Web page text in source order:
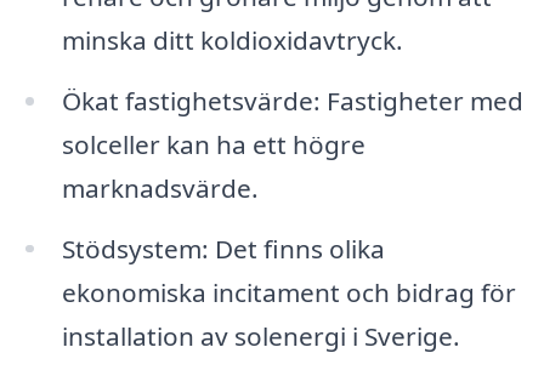
minska ditt koldioxidavtryck.
Ökat fastighetsvärde: Fastigheter med
solceller kan ha ett högre
marknadsvärde.
Stödsystem: Det finns olika
ekonomiska incitament och bidrag för
installation av solenergi i Sverige.